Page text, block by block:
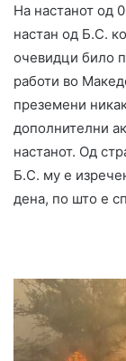
На настанот од
настан од Б.С.
очевидци било
работи во
преземени
дополнителни
настанот. Од
Б.С. му е
дена, по што е